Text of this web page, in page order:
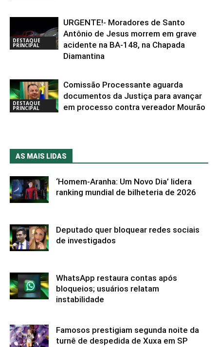
DESTAQUE
PRINCIPAL
URGENTE!- Moradores de Santo
Antônio de Jesus morrem em grave
acidente na BA-148, na Chapada
Diamantina
DESTAQUE
PRINCIPAL
Comissão Processante aguarda
documentos da Justiça para avançar
em processo contra vereador Mourão
AS MAIS LIDAS
‘Homem-Aranha: Um Novo Dia’ lidera
ranking mundial de bilheteria de 2026
Deputado quer bloquear redes sociais
de investigados
WhatsApp restaura contas após
bloqueios; usuários relatam
instabilidade
Famosos prestigiam segunda noite da
turnê de despedida de Xuxa em SP